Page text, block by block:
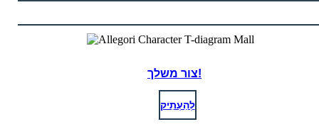
צור משלך!
לְהַעְתִיק